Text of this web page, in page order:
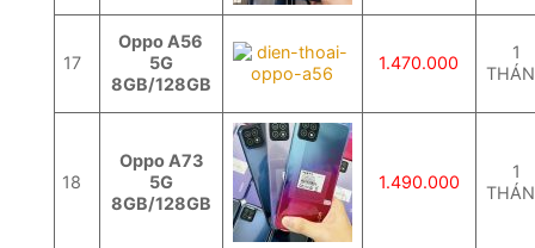
17
Oppo A56
5G
8GB/128GB
1.470.000
1
18
Oppo A73
5G
8GB/128GB
1.490.000
1